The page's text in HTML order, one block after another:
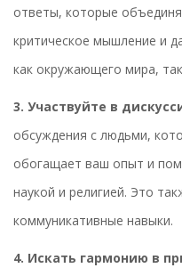
ответы, которые
критическое мышление и
как окружающего мира,
3. Участвуйте в
обсуждения с людьми,
обогащает ваш опыт и
наукой и религией. Это
коммуникативные навыки.
4. Искать гармонию в